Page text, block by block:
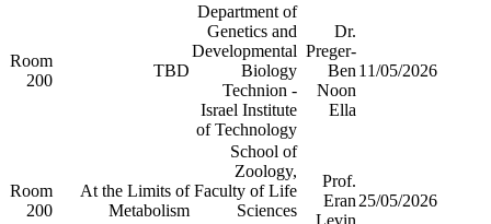
11/05/2026
Dr.
Preger-
Ben
Noon
Ella
Department of
Genetics and
Developmental
Biology
Technion -
Israel Institute
of Technology
TBD
Room
200
25/05/2026
Prof.
Eran
Levin
School of
Zoology,
Faculty of Life
Sciences
At the Limits of
Metabolism
Room
200